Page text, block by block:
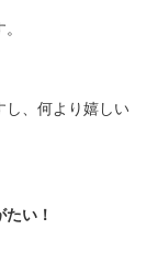
し、何より嬉しい
い！